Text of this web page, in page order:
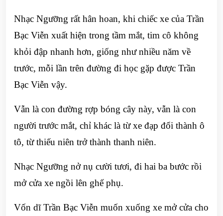
Nhạc Ngưỡng rất hân hoan, khi chiếc xe của Trần
Bạc Viễn xuất hiện trong tầm mắt, tim cô không
khỏi đập nhanh hơn, giống như nhiều năm về
trước, mỗi lần trên đường đi học gặp được Trần
Bạc Viễn vậy.
Vẫn là con đường rợp bóng cây này, vẫn là con
người trước mắt, chỉ khác là từ xe đạp đổi thành ô
tô, từ thiếu niên trở thành thanh niên.
Nhạc Ngưỡng nở nụ cười tươi, đi hai ba bước rồi
mở cửa xe ngồi lên ghế phụ.
Vốn dĩ Trần Bạc Viễn muốn xuống xe mở cửa cho